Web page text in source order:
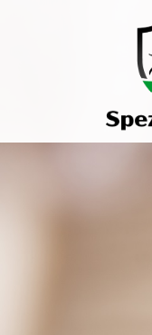
Navigation